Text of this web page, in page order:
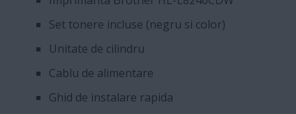
Set tonere incluse (negru si color)
Unitate de cilindru
Cablu de alimentare
Ghid de instalare rapida